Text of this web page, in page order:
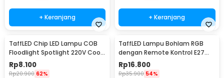
+ Keranjang + Keranjang
TaffLED Chip LED Lampu COB
Floodlight Spotlight 220V Cool
White 6000K 50W - COB4060-
AC220-50
Rp8.100
Rp20.900 62%
TaffLED Lampu Bohlam RGB
dengan Remote Kontrol E27
3W - BONDA B2
Rp16.800
Rp35.900 54%